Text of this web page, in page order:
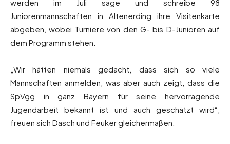
werden im Juli sage und schreibe 98
Juniorenmannschaften in Altenerding ihre Visitenkarte
abgeben, wobei Turniere von den G- bis D-Junioren auf
dem Programm stehen.
„Wir hätten niemals gedacht, dass sich so viele
Mannschaften anmelden, was aber auch zeigt, dass die
SpVgg in ganz Bayern für seine hervorragende
Jugendarbeit bekannt ist und auch geschätzt wird“,
freuen sich Dasch und Feuker gleichermaßen.